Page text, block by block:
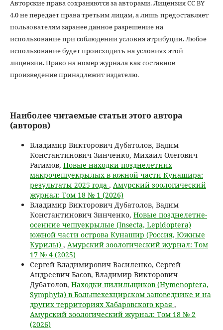
Авторские права сохраняются за авторами. Лицензия CC BY
4.0 не передает права третьим лицам, а лишь предоставляет
пользователям заранее данное разрешение на
использование при соблюдении условия атрибуции. Любое
использование будет происходить на условиях этой
лицензии. Право на номер журнала как составное
произведение принадлежит издателю.
Наиболее читаемые статьи этого автора
(авторов)
Владимир Викторович Дубатолов, Вадим
Константинович Зинченко, Михаил Олегович
Рагимов, Новые находки позднелетних
макрочешуекрылых в южной части Кунашира:
результаты 2025 года , Амурский зоологический
журнал: Том 18 № 1 (2026)
Владимир Викторович Дубатолов, Вадим
Константинович Зинченко, Новые позднелетне-
осенние чешуекрылые (Insecta, Lepidoptera)
южной части острова Кунашир (Россия, Южные
Курилы) , Амурский зоологический журнал: Том
17 № 4 (2025)
Сергей Владимирович Василенко, Сергей
Андреевич Басов, Владимир Викторович
Дубатолов, Находки пилильщиков (Hymenoptera,
Symphyta) в Большехехцирском заповеднике и на
других территориях Хабаровского края ,
Амурский зоологический журнал: Том 18 № 2
(2026)